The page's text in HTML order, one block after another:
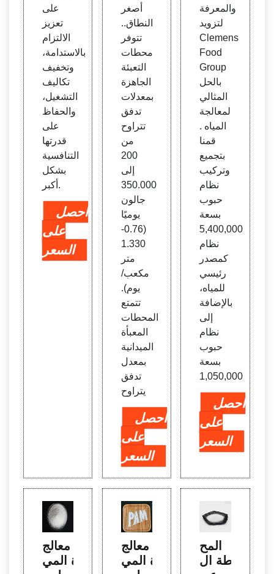
على
تعزيز
الالتزام
بالاستدامة،
وتخفيف
تكاليف
التشغيل،
والحفاظ
على
قدرتها
التنافسية
بشكل
أكبر.
احصل
على
السعر
أصغر
النطاق..
تتوفر
محطات
التعبئة
الجاهزة
بمعدلات
تدفق
تتراوح
من
200
إلى
350.000
جالون
يوميًا
(0.76-
1.330
متر
مكعب/
يوم).
تتمتع
المحطات
المعبأة
الميدانية
بمعدل
تدفق
يتراوح
احصل
على
السعر
والمعرفة
لتزويد
Clemens
Food
Group
بالحل
المثالي
لمعالجة
المياه .
قمنا
بتجميع
وتركيب
نظام
حبوب
بسعة
5,400,000
نظام
كمصدر
رئيسي
للمياه،
بالإضافة
إلى
نظام
حبوب
بسعة
1,050,000
احصل
على
السعر
معالج
ة المي
معالج
ة المي
المح
طة ال